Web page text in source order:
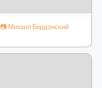
📷 Михаил Бордонский